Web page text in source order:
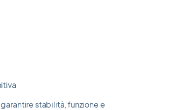
stabilità, funzione e